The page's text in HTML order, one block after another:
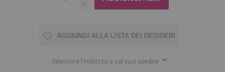
h
AGGIUNGI ALLA LISTA DEI DESIDERI
Seleziona l'indirizzo a cui vuoi spedire